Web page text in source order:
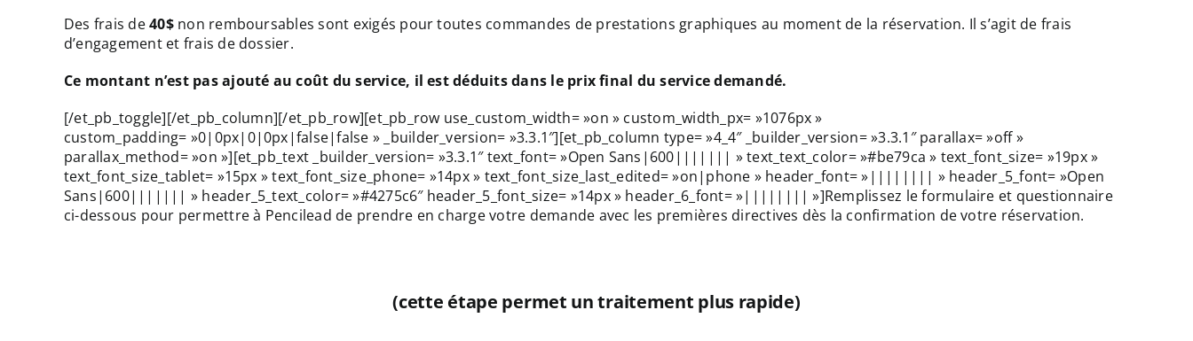
Blogue
Contact
Blogue
Contact
Des frais de40$non remboursables sont exigés pour toutes commandes de prestations graphiques au moment de la réservation. Il s’agit de frais
d’engagement et frais de dossier.
Ce montant n’est pas ajouté au coût du service, il est déduits dans le prix final du service demandé.
[/et_pb_toggle][/et_pb_column][/et_pb_row][et_pb_row use_custom_width= »on » custom_width_px= »1076px »
custom_padding= »0|0px|0|0px|false|false » _builder_version= »3.3.1″][et_pb_column type= »4_4″ _builder_version= »3.3.1″ parallax= »off »
parallax_method= »on »][et_pb_text _builder_version= »3.3.1″ text_font= »Open Sans|600||||||| » text_text_color= »#be79ca » text_font_size= »19px »
text_font_size_tablet= »15px » text_font_size_phone= »14px » text_font_size_last_edited= »on|phone » header_font= »|||||||| » header_5_font= »Open
Sans|600||||||| » header_5_text_color= »#4275c6″ header_5_font_size= »14px » header_6_font= »|||||||| »]Remplissez le formulaire et questionnaire
ci-dessous pour permettre à Pencilead de prendre en charge votre demande avec les premières directives dès la confirmation de votre réservation.
(cette étape permet un traitement plus rapide)